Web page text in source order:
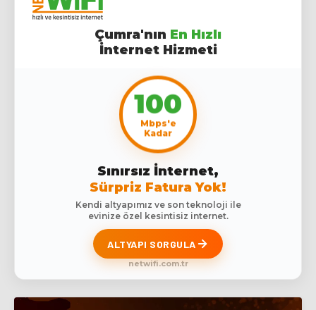
Çumra'nın En Hızlı
İnternet Hizmeti
100
Mbps'e
Kadar
Sınırsız İnternet,
Sürpriz Fatura Yok!
Kendi altyapımız ve son teknoloji ile
evinize özel kesintisiz internet.
ALTYAPI SORGULA
netwifi.com.tr